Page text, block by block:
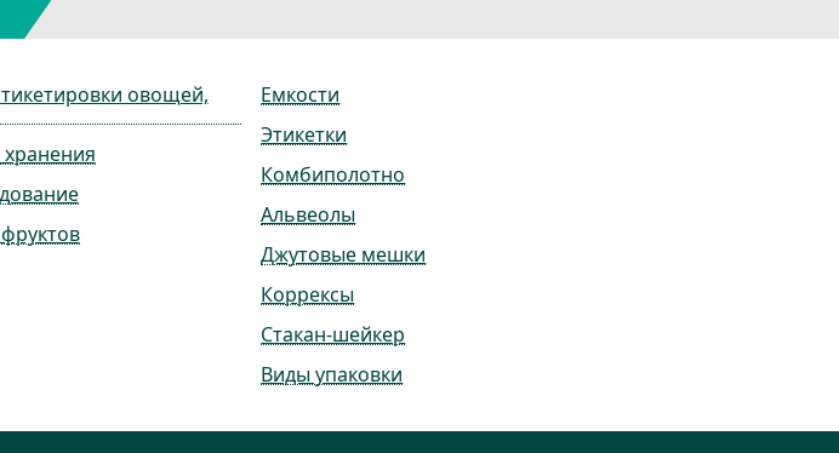
овощей,
Емкости
Этикетки
Комбиполотно
Альвеолы
Джутовые мешки
Коррексы
Стакан-шейкер
Виды упаковки